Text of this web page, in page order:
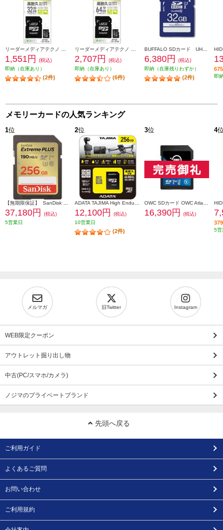
1,551円
(税込)
即納（在庫あり）
(2件)
2,707円
(税込)
即納（在庫あり）
(6件)
6,380円
(税込)
即納（在庫残りわずか）
(2件) 即
メモリーカードの人気ランキング
1位
37,180円
(税込)
5営業日
2位
12,100円
(税込)
10営業日
(2件)
3位
16,390円 (税込)
4
5営
メルマガ 旧Twitter Instagram
WEB限定クーポン
アウトレット掘り出し物
中古(PC/スマホ/カメラ)
ノジマのプライベートブランド
先頭へ戻る
ご利用ガイド
よくあるご質問
お問い合わせ
ご利用規約